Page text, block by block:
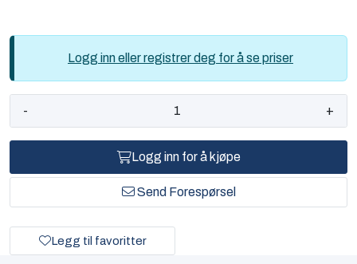
Logg inn eller registrer deg for å se priser
- +
Logg inn for å kjøpe
Send Forespørsel
Legg til favoritter